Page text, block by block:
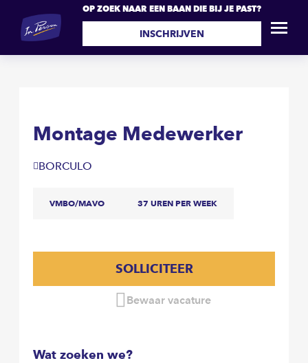
OP ZOEK NAAR EEN BAAN DIE BIJ JE PAST?
INSCHRIJVEN
Montage Medewerker
BORCULO
VMBO/MAVO 37 UREN PER WEEK
SOLLICITEER
Bewaar vacature
Wat zoeken we?
Montage Medewerker SOLLICITEER